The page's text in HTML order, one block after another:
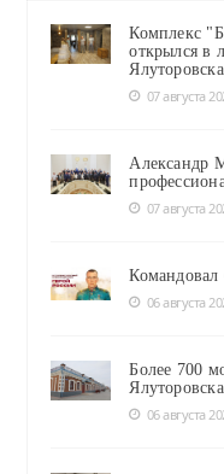
Комплекс
открылся в
Ялуторовска
07 августа
Александр
07 августа
Командовал
06 августа
Более 700
06 августа